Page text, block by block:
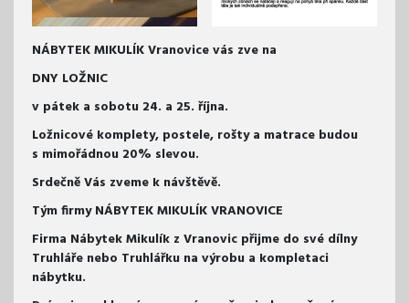
NÁBYTEK MIKULÍK Vranovice vás zve na
DNY LOŽNIC
v pátek a sobotu 24. a 25. října.
Ložnicové komplety, postele, rošty a matrace budou
s mimořádnou 20% slevou.
Srdečně Vás zveme k návštěvě.
Tým firmy NÁBYTEK MIKULÍK VRANOVICE
Firma Nábytek Mikulík z Vranovic přijme do své dílny
Truhláře nebo Truhlářku na výrobu a kompletaci
nábytku.